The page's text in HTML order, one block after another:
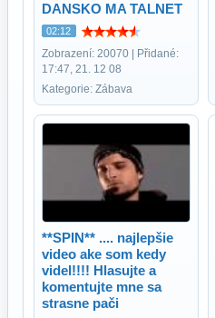
DANSKO MA TALNET
02:12
Zobrazení: 20070 | Přidané:
17:47, 21. 12 08
Kategorie: Zábava
**SPIN** .... najlepšie
video ake som kedy
videl!!!! Hlasujte a
komentujte mne sa
strasne pači